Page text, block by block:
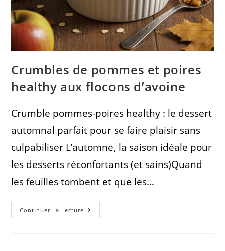
Crumbles de pommes et poires
healthy aux flocons d’avoine
Crumble pommes-poires healthy : le dessert
automnal parfait pour se faire plaisir sans
culpabiliser L’automne, la saison idéale pour
les desserts réconfortants (et sains)Quand
les feuilles tombent et que les…
Continuer La Lecture